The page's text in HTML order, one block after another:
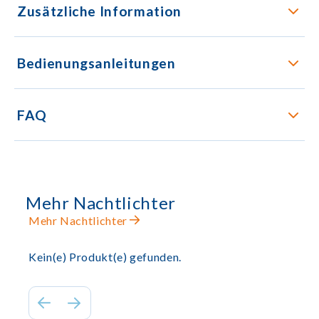
Zusätzliche Information
Bedienungsanleitungen
FAQ
Mehr Nachtlichter
Mehr Nachtlichter
Kein(e) Produkt(e) gefunden.